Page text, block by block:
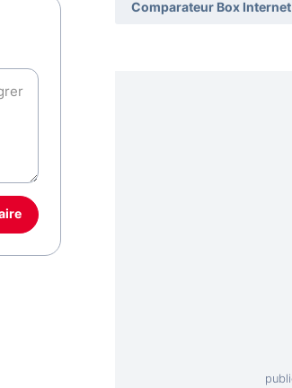
Comparateur Box Internet